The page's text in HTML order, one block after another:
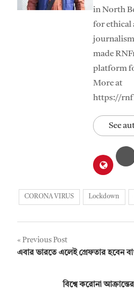
in North
for ethical
made
platform
More at
https://
See
CORONA VIRUS Lockdown
Post
Previous Post
এবার ভারতে এলেই গ্রেফতার হবেন
বিশ্বে করোনা